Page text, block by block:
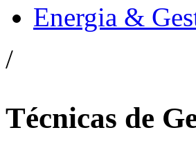
Energia &
/
Técnicas de